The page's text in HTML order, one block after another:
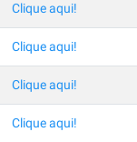
Clique aqui!
Clique aqui!
Clique aqui!
Clique aqui!